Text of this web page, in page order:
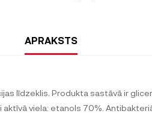
APRAKSTS
līdzeklis. Produkta sastāvā ir
viela: etanols 70%.